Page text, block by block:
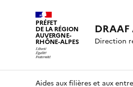
PRÉFET
DE LA RÉGION
AUVERGNE-
RHÔNE-ALPES Direction
Aides aux filières et aux